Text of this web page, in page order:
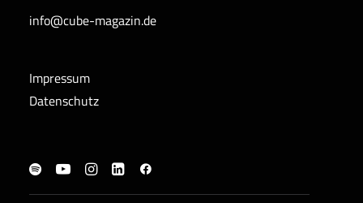
info@cube-magazin.de
Impressum
Datenschutz